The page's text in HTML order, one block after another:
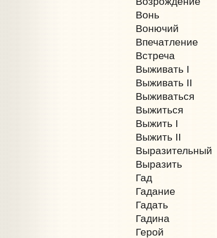
Вонь
Вонючий
Впечатление
Встреча
Выживать I
Выживать II
Выживаться
Выжиться
Выжить I
Выжить II
Выразительный
Выразить
Гад
Гадание
Гадать
Гадина
Герой